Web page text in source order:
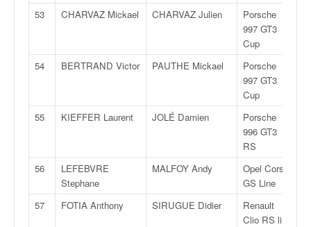
53 CHARVAZ Mickael CHARVAZ Julien
Porsche
997 GT3
Cup
54 BERTRAND Victor PAUTHE Mickael
Porsche
997 GT3
Cup
55 KIEFFER Laurent JOLÉ Damien
Porsche
996 GT3
RS
56
LEFEBVRE
Stephane
MALFOY Andy
Opel Corsa
GS Line
57 FOTIA Anthony SIRUGUE Didier
Renault
Clio RS line